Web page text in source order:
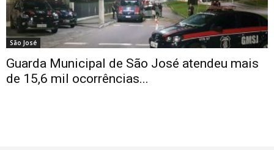
São José
Guarda Municipal de São José atendeu mais
de 15,6 mil ocorrências...